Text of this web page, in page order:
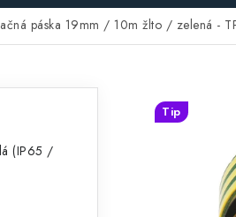
páska 19mm / 10m žlto / zelená -
(IP65 /
Tip